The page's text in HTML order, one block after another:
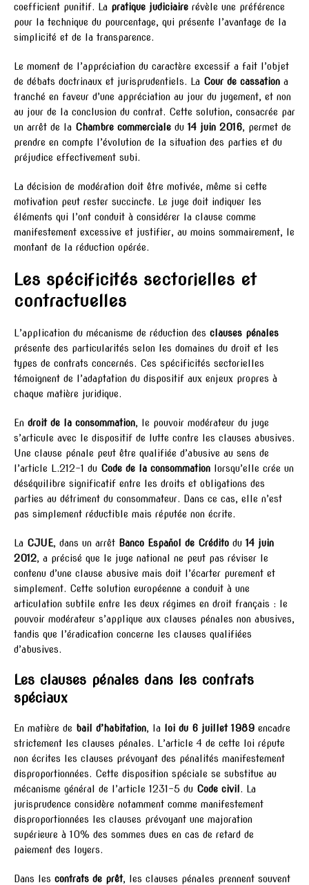
coefficient punitif. La pratique judiciaire révèle une préférence
pour la technique du pourcentage, qui présente l’avantage de la
simplicité et de la transparence.
Le moment de l’appréciation du caractère excessif a fait l’objet
de débats doctrinaux et jurisprudentiels. La Cour de cassation a
tranché en faveur d’une appréciation au jour du jugement, et non
au jour de la conclusion du contrat. Cette solution, consacrée par
un arrêt de la Chambre commerciale du 14 juin 2016, permet de
prendre en compte l’évolution de la situation des parties et du
préjudice effectivement subi.
La décision de modération doit être motivée, même si cette
motivation peut rester succincte. Le juge doit indiquer les
éléments qui l’ont conduit à considérer la clause comme
manifestement excessive et justifier, au moins sommairement, le
montant de la réduction opérée.
Les spécificités sectorielles et
contractuelles
L’application du mécanisme de réduction des clauses pénales
présente des particularités selon les domaines du droit et les
types de contrats concernés. Ces spécificités sectorielles
témoignent de l’adaptation du dispositif aux enjeux propres à
chaque matière juridique.
En droit de la consommation, le pouvoir modérateur du juge
s’articule avec le dispositif de lutte contre les clauses abusives.
Une clause pénale peut être qualifiée d’abusive au sens de
l’article L.212-1 du Code de la consommation lorsqu’elle crée un
déséquilibre significatif entre les droits et obligations des
parties au détriment du consommateur. Dans ce cas, elle n’est
pas simplement réductible mais réputée non écrite.
La CJUE, dans un arrêt Banco Español de Crédito du 14 juin
2012, a précisé que le juge national ne peut pas réviser le
contenu d’une clause abusive mais doit l’écarter purement et
simplement. Cette solution européenne a conduit à une
articulation subtile entre les deux régimes en droit français : le
pouvoir modérateur s’applique aux clauses pénales non abusives,
tandis que l’éradication concerne les clauses qualifiées
d’abusives.
Les clauses pénales dans les contrats
spéciaux
En matière de bail d’habitation, la loi du 6 juillet 1989 encadre
strictement les clauses pénales. L’article 4 de cette loi répute
non écrites les clauses prévoyant des pénalités manifestement
disproportionnées. Cette disposition spéciale se substitue au
mécanisme général de l’article 1231-5 du Code civil . La
jurisprudence considère notamment comme manifestement
disproportionnées les clauses prévoyant une majoration
supérieure à 10% des sommes dues en cas de retard de
paiement des loyers.
Dans les contrats de prêt, les clauses pénales prennent souvent